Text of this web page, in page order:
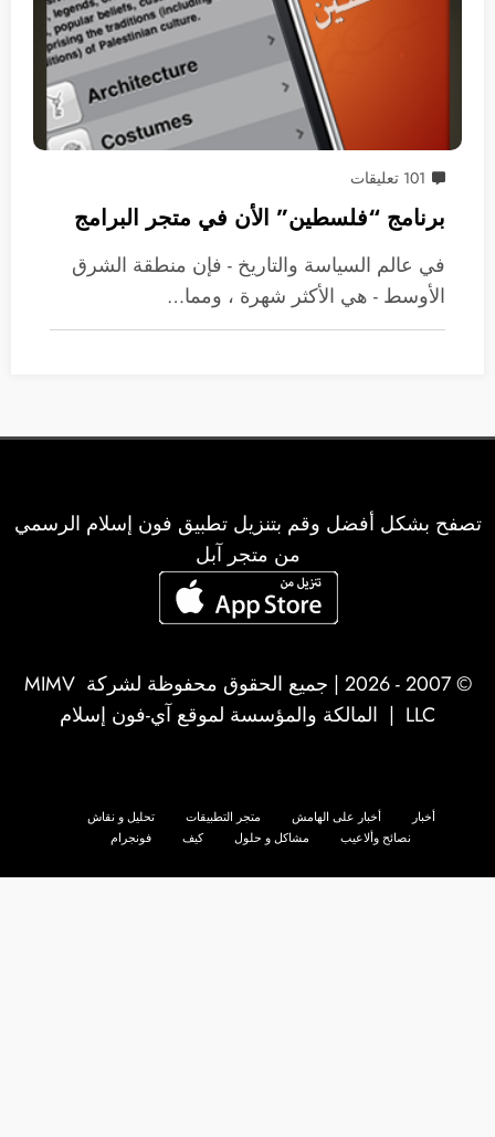
101 تعليقات
برنامج “فلسطين” الأن في متجر البرامج
في عالم السياسة والتاريخ - فإن منطقة الشرق
الأوسط - هي الأكثر شهرة ، ومما…
تصفح بشكل أفضل وقم بتنزيل تطبيق فون إسلام الرسمي
من متجر آبل
© 2007 - 2026 | جميع الحقوق محفوظة لشركة
MIMV
LLC | المالكة والمؤسسة لموقع آي-فون إسلام
أخبار أخبار على الهامش متجر التطبيقات
تحليل و نقاش
نصائح وألاعيب
مشاكل و حلول كيف فونجرام